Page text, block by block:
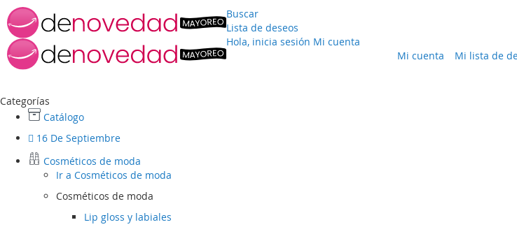
Buscar
Lista de deseos
Hola, inicia sesión Mi cuenta
Mi cuenta Mi lista de
Categorías
Catálogo
16 De Septiembre
Cosméticos de moda
Ir a Cosméticos de moda
Cosméticos de moda
Lip gloss y labiales